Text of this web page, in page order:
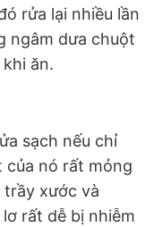
rửa lại nhiều lần
ngâm dưa chuột
ăn.
sạch nếu chỉ
của nó rất mỏng
trầy xước và
rất dễ bị nhiễm